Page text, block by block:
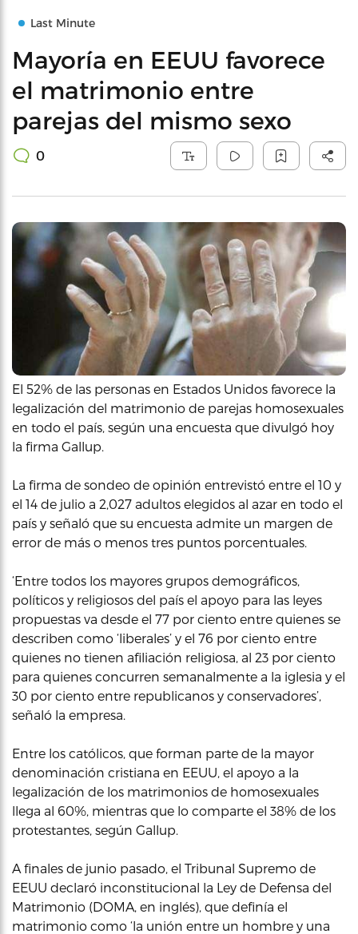
Last Minute
Mayoría en EEUU favorece
el matrimonio entre
parejas del mismo sexo
0
El 52% de las personas en Estados Unidos favorece la
legalización del matrimonio de parejas homosexuales
en todo el país, según una encuesta que divulgó hoy
la firma Gallup.
La firma de sondeo de opinión entrevistó entre el 10 y
el 14 de julio a 2,027 adultos elegidos al azar en todo el
país y señaló que su encuesta admite un margen de
error de más o menos tres puntos porcentuales.
‘Entre todos los mayores grupos demográficos,
políticos y religiosos del país el apoyo para las leyes
propuestas va desde el 77 por ciento entre quienes se
describen como ‘liberales’ y el 76 por ciento entre
quienes no tienen afiliación religiosa, al 23 por ciento
para quienes concurren semanalmente a la iglesia y el
30 por ciento entre republicanos y conservadores’,
señaló la empresa.
Entre los católicos, que forman parte de la mayor
denominación cristiana en EEUU, el apoyo a la
legalización de los matrimonios de homosexuales
llega al 60%, mientras que lo comparte el 38% de los
protestantes, según Gallup.
A finales de junio pasado, el Tribunal Supremo de
EEUU declaró inconstitucional la Ley de Defensa del
Matrimonio (DOMA, en inglés), que definía el
matrimonio como ‘la unión entre un hombre y una